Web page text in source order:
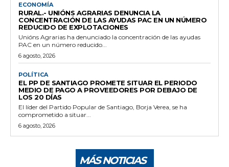
ECONOMÍA
RURAL.- UNIÓNS AGRARIAS DENUNCIA LA
CONCENTRACIÓN DE LAS AYUDAS PAC EN UN NÚMERO
REDUCIDO DE EXPLOTACIONES
Unións Agrarias ha denunciado la concentración de las ayudas
PAC en un número reducido...
6 agosto, 2026
POLÍTICA
EL PP DE SANTIAGO PROMETE SITUAR EL PERIODO
MEDIO DE PAGO A PROVEEDORES POR DEBAJO DE
LOS 20 DÍAS
El líder del Partido Popular de Santiago, Borja Verea, se ha
comprometido a situar...
6 agosto, 2026
MÁS NOTICIAS